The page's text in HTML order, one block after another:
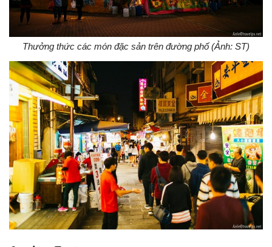
Thưởng thức các món đặc sản trên đường phố (Ảnh: ST)